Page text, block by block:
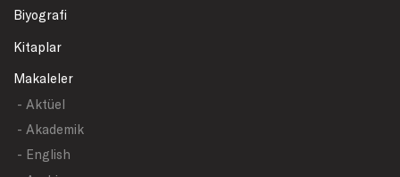
Biyografi
Kitaplar
Makaleler
- Aktüel
- Akademik
- English